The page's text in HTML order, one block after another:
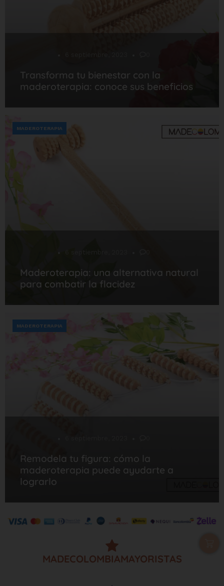
Transforma tu bienestar con la
maderoterapia: conoce sus beneficios
Maderoterapia: una alternativa natural
para combatir la flacidez
MADEROTERAPIA
Remodela tu figura: cómo la
maderoterapia puede ayudarte a
lograrlo
MADEROTERAPIA
MADECOLOMBIAMAYORISTAS